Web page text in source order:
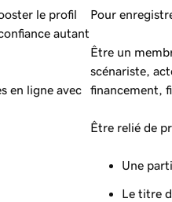
le profil
autant
en ligne avec
Pour
Être un
scénariste,
financement,
Être relié de
Une
Le titre